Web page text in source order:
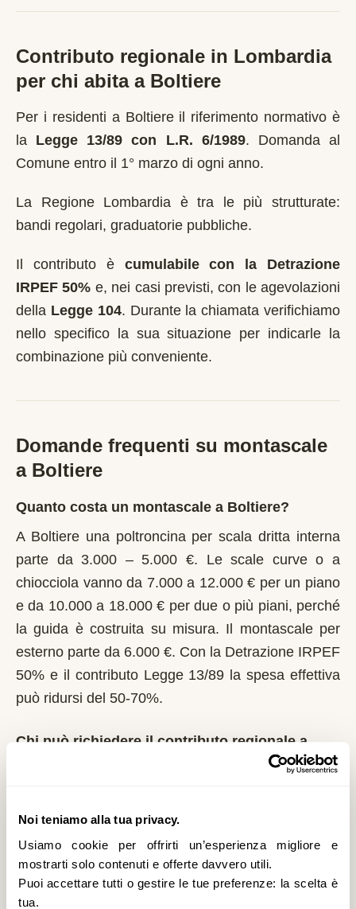
Noi teniamo alla tua privacy.
Usiamo cookie per offrirti un’esperienza migliore e
mostrarti solo contenuti e offerte davvero utili.
Puoi accettare tutti o gestire le tue preferenze: la scelta è
tua.
Contributo regionale in Lombardia
per chi abita a Boltiere
Per i residenti a Boltiereil riferimento normativo è
la Legge 13/89 con L.R. 6/1989. Domanda al
Comune entro il 1° marzo di ogni anno.
La Regione Lombardia è tra le più strutturate:
bandi regolari, graduatorie pubbliche.
Il contributo è cumulabile con la Detrazione
IRPEF 50% e, nei casi previsti, con le agevolazioni
della Legge 104. Durante la chiamata verifichiamo
nello specifico la sua situazione per indicarle la
combinazione più conveniente.
Domande frequenti su montascale
a Boltiere
Quanto costa un montascale a Boltiere?
A Boltiere una poltroncina per scala dritta interna
parte da 3.000 – 5.000 €. Le scale curve o a
chiocciola vanno da 7.000 a 12.000 € per un piano
e da 10.000 a 18.000 € per due o più piani, perché
la guida è costruita su misura. Il montascale per
esterno parte da 6.000 €. Con la Detrazione IRPEF
50% e il contributo Legge 13/89 la spesa effettiva
può ridursi del 50-70%.
Chi può richiedere il contributo regionale a
13/89 con L.R. 6/1989. Domanda al Comune entro
il 1° marzo di ogni anno. La Regione Lombardia è
tra le più strutturate: bandi regolari, graduatorie
pubbliche. È un contributo a fondo perduto che si